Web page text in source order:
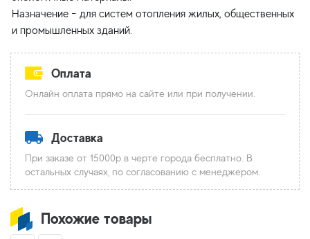
Назначение - для систем отопления жилых, общественных
Оплата
Онлайн оплата прямо на сайте или при получении.
Доставка
При заказе от 15000р в черте города бесплатно. В
остальных случаях, по согласованию с менеджером.
Похожие товары